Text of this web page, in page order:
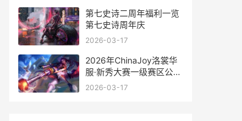
第七史诗二周年福利一览
第七史诗周年庆
2026-03-17
2026年ChinaJoy洛裳华
服·新秀大赛一级赛区公布
洛裳华服新秀大赛
2026-03-17